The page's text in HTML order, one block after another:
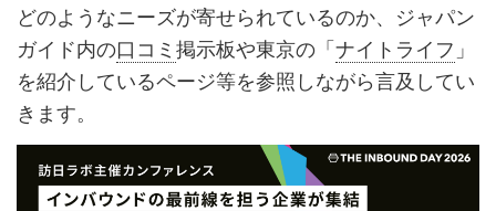
どのようなニーズが寄せられているのか、ジャパン
ガイド内の口コミ 掲示板や東京の「ナイトライフ 」
を紹介しているページ等を参照しながら言及してい
きます。